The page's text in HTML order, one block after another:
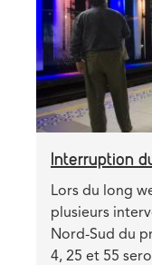
Interruption
Teaser
Lors du long
plusieurs
Nord-Sud du
4, 25 et 55